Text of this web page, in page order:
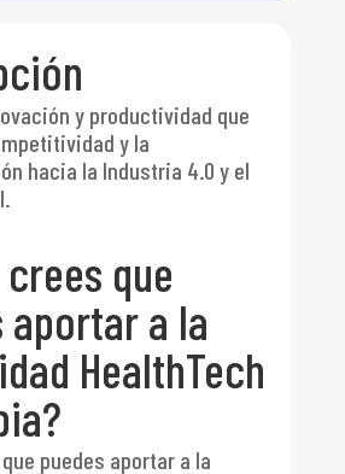
y productividad que
y la
hacia la Industria 4.0 y el
que
aportar a la
HealthTech
puedes aportar a la